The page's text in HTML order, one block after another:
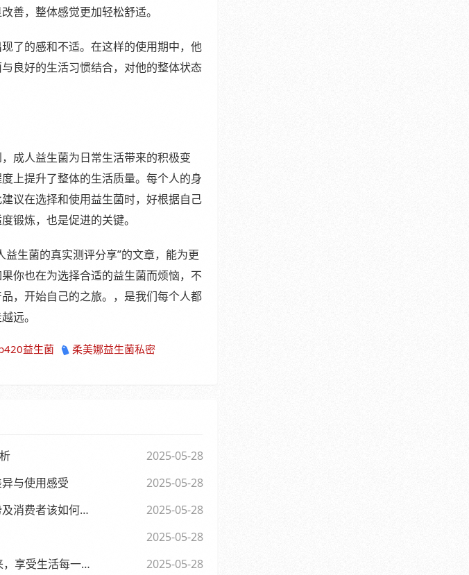
善，整体感觉更加轻松舒适。
了的感和不适。在这样的使用期中，他
良好的生活习惯结合，对他的整体状态
成人益生菌为日常生活带来的积极变
上提升了整体的生活质量。每个人的身
议在选择和使用益生菌时，好根据自己
锻炼，也是促进的关键。
生菌的真实测评分享”的文章，能为更
你也在为选择合适的益生菌而烦恼，不
，开始自己的之旅。，是我们每个人都
远。
益生菌 柔美娜益生菌私密
2025-05-28
与使用感受
2025-05-28
费者该如何选择
2025-05-28
2025-05-28
享受生活每一天
2025-05-28